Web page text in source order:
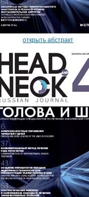
открыть абстракт